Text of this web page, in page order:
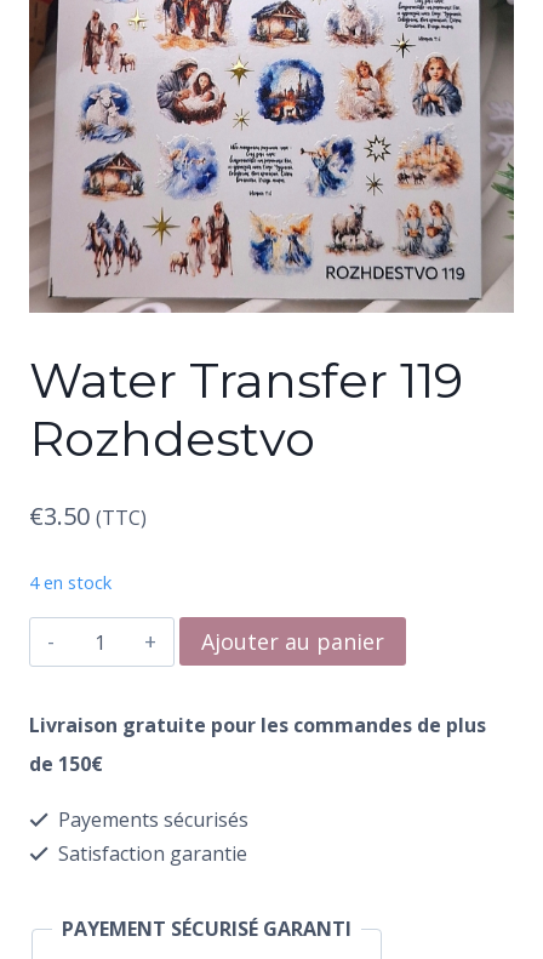
Water Transfer 119
Rozhdestvo
€3.50 (TTC)
4 en stock
quantité
de
Water
Transfer
Rozhdestvo
Ajouter au panier
Livraison gratuite pour les commandes de plus
de 150€
Payements sécurisés
Satisfaction garantie
PAYEMENT SÉCURISÉ GARANTI